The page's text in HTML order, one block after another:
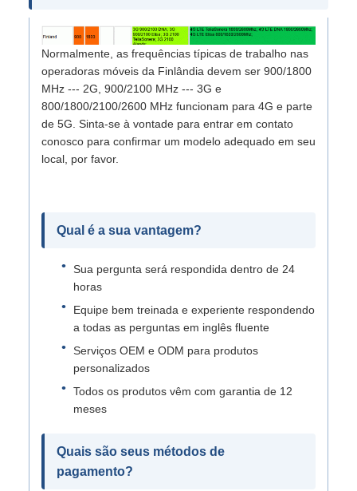
Normalmente, as frequências típicas de trabalho nas
operadoras móveis da Finlândia devem ser 900/1800
MHz --- 2G, 900/2100 MHz --- 3G e
800/1800/2100/2600 MHz funcionam para 4G e parte
de 5G. Sinta-se à vontade para entrar em contato
conosco para confirmar um modelo adequado em seu
local, por favor.
Qual é a sua vantagem?
Sua pergunta será respondida dentro de 24
horas
Equipe bem treinada e experiente respondendo
a todas as perguntas em inglês fluente
Serviços OEM e ODM para produtos
personalizados
Todos os produtos vêm com garantia de 12
meses
Quais são seus métodos de
pagamento?